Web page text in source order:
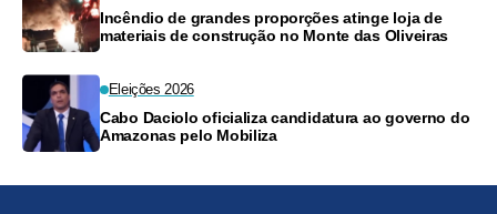
Incêndio de grandes proporções atinge loja de
materiais de construção no Monte das Oliveiras
Eleições 2026
Cabo Daciolo oficializa candidatura ao governo do
Amazonas pelo Mobiliza